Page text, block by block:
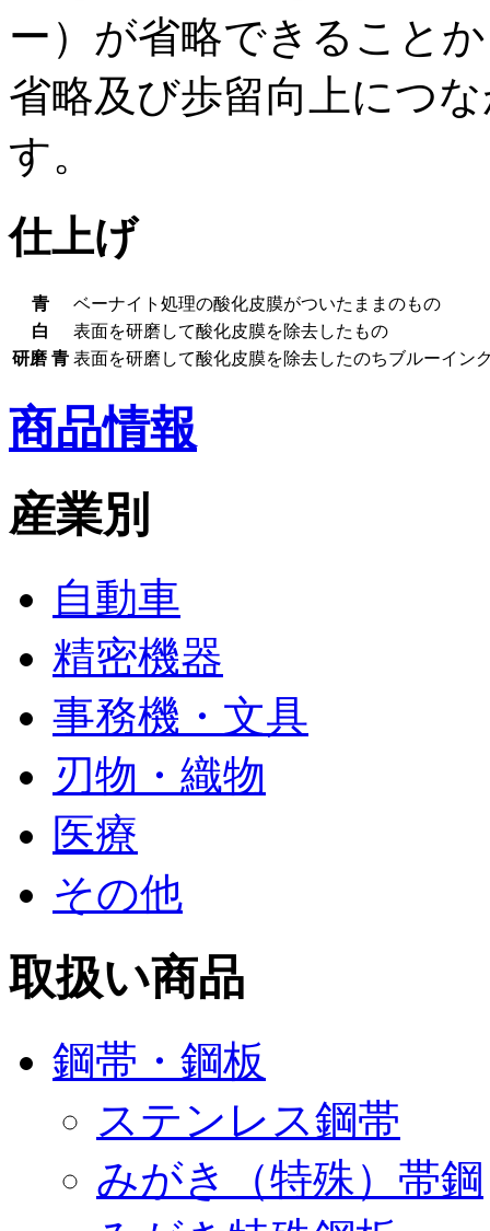
ー）が省略できること
省略及び歩留向上につ
す。
仕上げ
青
ベーナイト処理の酸化皮膜がついたままのもの
白
表面を研磨して酸化皮膜を除去したもの
研磨 青 表面を研磨して酸化皮膜を除去したのちブルーイン
商品情報
産業別
自動車
精密機器
事務機・文具
刃物・織物
医療
その他
取扱い商品
鋼帯・鋼板
ステンレス鋼帯
みがき（特殊）帯鋼